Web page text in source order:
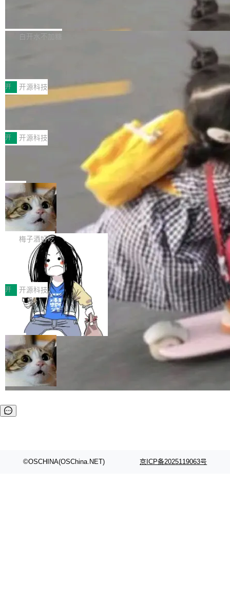
个主 agent 循环，外加一组后台 agent。这些后
库，并将作为transport接入Mooncake TENT。
MPComm将作为一种传输引擎接入Mooncake T
ENT，实现零拷贝传输性能提升30%、非零拷贝
传输性能最高提升5倍。UCL-MPComm底层基
于自研UCL-Engine通信引擎，后续腾讯网平将
持续开源更多基于UCL-Engine的高性能通信组
件。 腾讯网平团队在UCL-MPComm中实现了一
个独立于业务线程的全局通信引擎（Engine），
白开水不加糖
型案例入选名单》，深信服“面向企业研发场景的
开源 AI 编程平台 CoStrict 应用”凭借卓越的技术
创新与落地成效成功入选。 全链路私有化部署，
助力企业AI研发安全落地 当前，越来越多企业已
经开始引入 AI Coding 工具，通过调用公有云模
型或企业内部部署模型提升研发效率。但随着 AI
Coding 从个人辅助工具逐步走向团队级、组织
级应用，企业在规模化落地过程中，对安全性、
可控性和代码质量提出了更高要求。 首先是数据
安全与合规要求。对于大多数普通研发场景，公
有云模型能够满足快速试用和效率提升的需求。
但对于金融、能源、医疗等对数据安全要求较...
开 开源科技
深信服AI算力网关入选工信部人工智能
前不久，工业和信息化部正式发布《2025年人工
智能应用典型案例名单》，集中展示人工智能在
各领域的应用成果，覆盖技术底座、行业赋能、
产品应用、支撑保障、专题等五大方向。深信服
AI算力网关（AI创新平台）成功入选！ 随着各行
各业的Agent走向规模化建设，算力构成形态逐
渐丰富，用户关注的重点也在发生变化：不只是
让AI用起来，还要进一步看清混合算力时代下，
Token花在哪里、算力是否被充分利用，以及持
续增长的AI成本该如何优化。 深信服AI算力网关
正是围绕这些实际问题，从Token治理和成本治
理两个方面，让用户的每一份算力都看得清、管
得住、用得稳、省得下、更安全！ 一、从现在开
始，Token使用一目...
开 开源科技
Jeff Dean 离开 Google：一个时代的结
束，一个实验室的开始
Google 员工编号 20。MapReduce 作者之一。
Bigtable 作者之一。TensorFlow 的作者之一。
Gemini 的架构师。Google 首席科学家。 Jeff D
ean 在 Google 工作了 27 年后，宣布离职。 他
不是一个人走。一同离开的还有 Sanjay Ghema
wat（Google 员工编号 23，Jeff Dean 二十多
年的编程搭档，MapReduce 和 Bigtable 的共同
作者）、Quoc Le（Google 大脑核心成员，Se
q2Seq 和 DocAI 的共同发明人）以及 Oriol Vin
yals（Gemini 联合负责人，AlphaSta...
局
🔥 SolonCode v2026.8.4 发布：界面
字体可调、22 种语言、记忆搜索增强
打开终端就能上岗的全中文编码智能体，这一轮
把「看得清、用母语、记得住」三件事一次补
齐。 SolonCode 是什么 SolonCode 是杭州无
耳科技研发的企业级终端编码智能体——一位全
中文驱动的数字员工，自主理解需求、规划步
骤、编写代码。不挑模型、不挑平台，curl 一行
装完即用。 开源地址：Gitee · GitCode · GitHu
b 安装 支持 Java 8+（8~26）、macOS / Linu
x / Windows / Harmony PC。 # macOS / Linu
x / Harmony PC curl -fsSL https://solon.noea
r.org/solon...
梅子酒好吃
让“代码语义理解”深度释放AI Coding
价值潜能：华为云码道（CodeArts）
代码仓技术解析
一、代码仓深度理解技术的作用与价值 在软件工
程实践中，代码仓是企业核心知识资产的主要载
体。企业级代码仓库通常包含数十万乃至数百万
个文件，其规模远超单次模型调用可承载的上下
文窗口。随着项目规模的持续扩张与代码历史的
不断累积，代码仓中的模块关系、接口契约、业
务逻辑等关键信息往往分散于数十乃至数百个文
件之中，形成高度复杂的知识关联网络。传统的
代码检索手段（如关键词匹配、目录遍历）仅能
在语法层面完成文本定位，难以触及代码的语义
理解大规模代码仓时面临显著"代码仓理解"瓶
开 开源科技
一条“删库”命令跑 17 小时，算法工程
师删光 89TB 数据只为干私活
最高人民检察院8月4日公布了一起案件：北京一
名90后算法工程师王某，为了给自己接的私活腾
服务器空间，删光了公司AI游戏部门的全部核心
数据。 王某2024年1月入职东城区某科技公司AI
短剧部门，有互联网大厂背景。在公司内部架构
调整期间，部门三次通知全员将数据从A集群迁
数据。2024年9月3日下午4点，他使用此前登录
发现异常并中止进程时，89TB数据已经没了。
局
©OSCHINA(OSChina.NET) 京ICP备2025119063号